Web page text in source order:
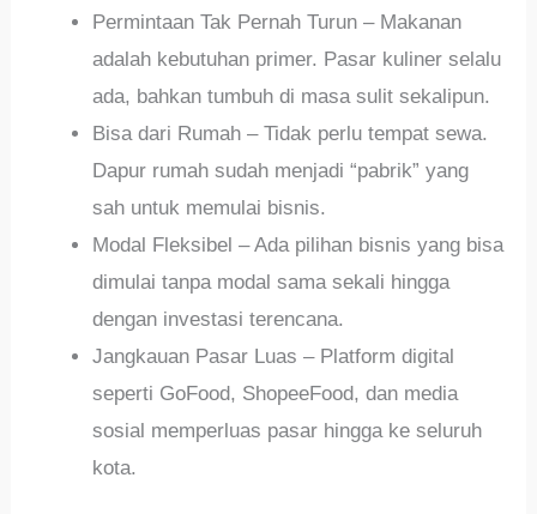
Permintaan Tak Pernah Turun – Makanan
adalah kebutuhan primer. Pasar kuliner selalu
ada, bahkan tumbuh di masa sulit sekalipun.
Bisa dari Rumah – Tidak perlu tempat sewa.
Dapur rumah sudah menjadi “pabrik” yang
sah untuk memulai bisnis.
Modal Fleksibel – Ada pilihan bisnis yang bisa
dimulai tanpa modal sama sekali hingga
dengan investasi terencana.
Jangkauan Pasar Luas – Platform digital
seperti GoFood, ShopeeFood, dan media
sosial memperluas pasar hingga ke seluruh
kota.